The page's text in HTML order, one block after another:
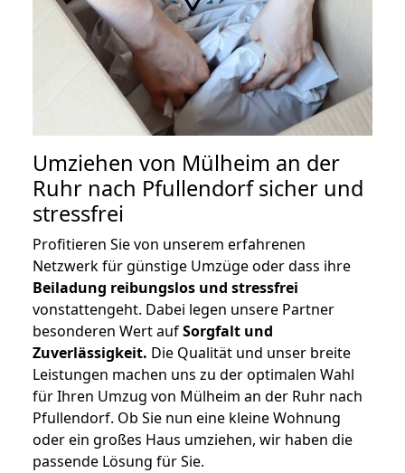
Umziehen von Mülheim an der
Ruhr nach Pfullendorfsicher und
stressfrei
Profitieren Sie von unserem erfahrenen
Netzwerk für günstige Umzüge oder dass ihre
Beiladung reibungslos und stressfrei
vonstattengeht. Dabei legen unsere Partner
besonderen Wert aufSorgfalt und
Zuverlässigkeit. Die Qualität und unser breite
Leistungen machen uns zu der optimalen Wahl
für Ihren Umzug von Mülheim an der Ruhr nach
Pfullendorf. Ob Sie nun eine kleine Wohnung
oder ein großes Haus umziehen, wir haben die
passende Lösung für Sie.